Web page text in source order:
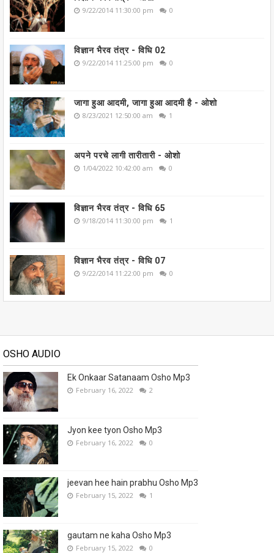
9/22/2014 11:30:00 pm 0
विज्ञान भैरव तंत्र - विधि 02
9/22/2014 11:25:00 pm 0
जागा हुआ आदमी, जागा हुआ आदमी है - ओशो
8/23/2021 12:50:00 am 1
अपने परचे लागी तारीतारी - ओशो
1/04/2022 10:42:00 am 0
विज्ञान भैरव तंत्र - विधि 65
9/18/2014 11:30:00 pm 1
विज्ञान भैरव तंत्र - विधि 07
9/22/2014 11:22:00 pm 0
OSHO AUDIO
Ek Onkaar Satanaam Osho Mp3
February 16, 2022 2
Jyon kee tyon Osho Mp3
February 16, 2022 0
jeevan hee hain prabhu Osho Mp3
February 15, 2022 1
gautam ne kaha Osho Mp3
February 15, 2022 0